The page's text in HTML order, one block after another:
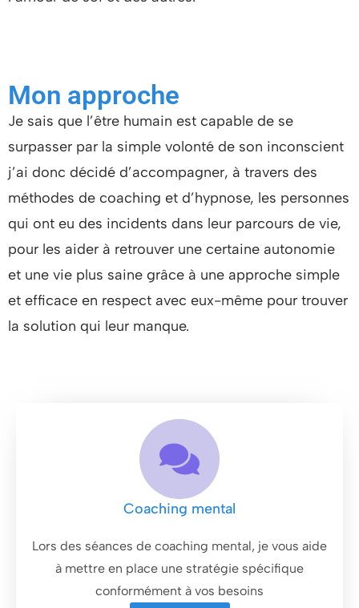
Mon approche
Je sais que l’être humain est capable de se
surpasser par la simple volonté de son inconscient
j’ai donc décidé d’accompagner, à travers des
méthodes de coaching et d’hypnose, les personnes
qui ont eu des incidents dans leur parcours de vie,
pour les aider à retrouver une certaine autonomie
et une vie plus saine grâce à une approche simple
et efficace en respect avec eux-même pour trouver
la solution qui leur manque.
Coaching mental
Lors des séances de coaching mental, je vous aide
à mettre en place une stratégie spécifique
conformément à vos besoins